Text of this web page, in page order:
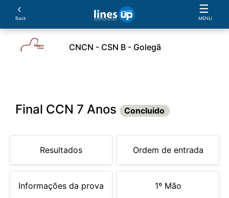
‹
Back
☰
MENU
CNCN - CSN B - Golegã
Final CCN 7 Anos Concluido
Resultados Ordem de entrada
Informações da prova 1º Mão